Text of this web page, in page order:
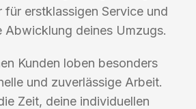
für erstklassigen Service und
Abwicklung deines Umzugs.
Kunden loben besonders
und zuverlässige Arbeit.
Zeit, deine individuellen